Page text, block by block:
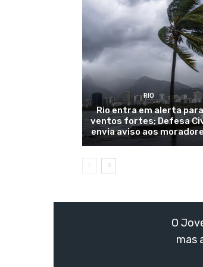
RIO
Rio entra em alerta
ventos fortes; Defesa
envia aviso aos
O
mas